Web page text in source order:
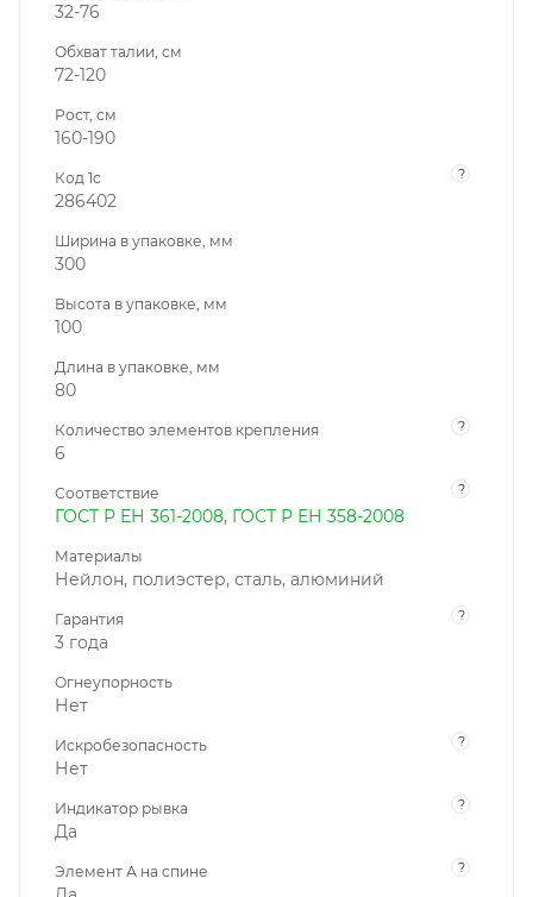
32-76
Обхват талии, см
72-120
Рост, см
160-190
Код 1с ?
286402
Ширина в упаковке, мм
300
Высота в упаковке, мм
100
Длина в упаковке, мм
80
Количество элементов крепления ?
6
Соответствие ?
ГОСТ Р ЕН 361-2008, ГОСТ Р ЕН 358-2008
Материалы
Нейлон, полиэстер, сталь, алюминий
Гарантия ?
3 года
Огнеупорность
Нет
Искробезопасность ?
Нет
Индикатор рывка ?
Да
Элемент А на спине ?